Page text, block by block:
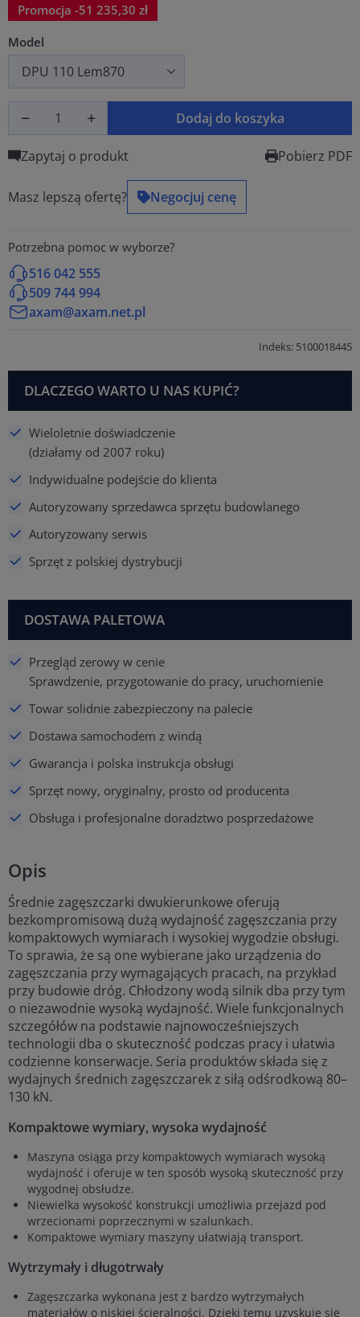
Promocja -51 235,30 zł
Model
Dodaj do koszyka
Zapytaj o produkt Pobierz PDF
Masz lepszą ofertę? Negocjuj cenę
Potrzebna pomoc w wyborze?
516 042 555
509 744 994
axam@axam.net.pl
Indeks: 5100018445
DLACZEGO WARTO U NAS KUPIĆ?
Wieloletnie doświadczenie
(działamy od 2007 roku)
Indywidualne podejście do klienta
Autoryzowany sprzedawca sprzętu budowlanego
Autoryzowany serwis
Sprzęt z polskiej dystrybucji
DOSTAWA PALETOWA
Przegląd zerowy w cenie
Sprawdzenie, przygotowanie do pracy, uruchomienie
Towar solidnie zabezpieczony na palecie
Dostawa samochodem z windą
Gwarancja i polska instrukcja obsługi
Sprzęt nowy, oryginalny, prosto od producenta
Obsługa i profesjonalne doradztwo posprzedażowe
Opis
Średnie zagęszczarki dwukierunkowe oferują
bezkompromisową dużą wydajność zagęszczania przy
kompaktowych wymiarach i wysokiej wygodzie obsługi.
To sprawia, że są one wybierane jako urządzenia do
zagęszczania przy wymagających pracach, na przykład
przy budowie dróg. Chłodzony wodą silnik dba przy tym
o niezawodnie wysoką wydajność. Wiele funkcjonalnych
szczegółów na podstawie najnowocześniejszych
technologii dba o skuteczność podczas pracy i ułatwia
codzienne konserwacje. Seria produktów składa się z
wydajnych średnich zagęszczarek z siłą odśrodkową 80–
130 kN.
Kompaktowe wymiary, wysoka wydajność
Maszyna osiąga przy kompaktowych wymiarach wysoką
wydajność i oferuje w ten sposób wysoką skuteczność przy
wygodnej obsłudze.
Niewielka wysokość konstrukcji umożliwia przejazd pod
wrzecionami poprzecznymi w szalunkach.
Kompaktowe wymiary maszyny ułatwiają transport.
Wytrzymały i długotrwały
Zagęszczarka wykonana jest z bardzo wytrzymałych
materiałów o niskiej ścieralności. Dzięki temu uzyskuje się